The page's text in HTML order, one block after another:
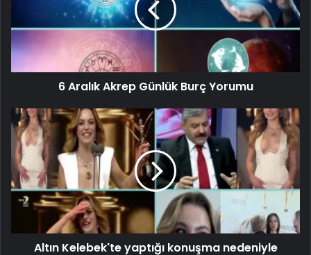
6 Aralık Akrep Günlük Burç Yorumu
Altın Kelebek'te yaptığı konuşma nedeniyle